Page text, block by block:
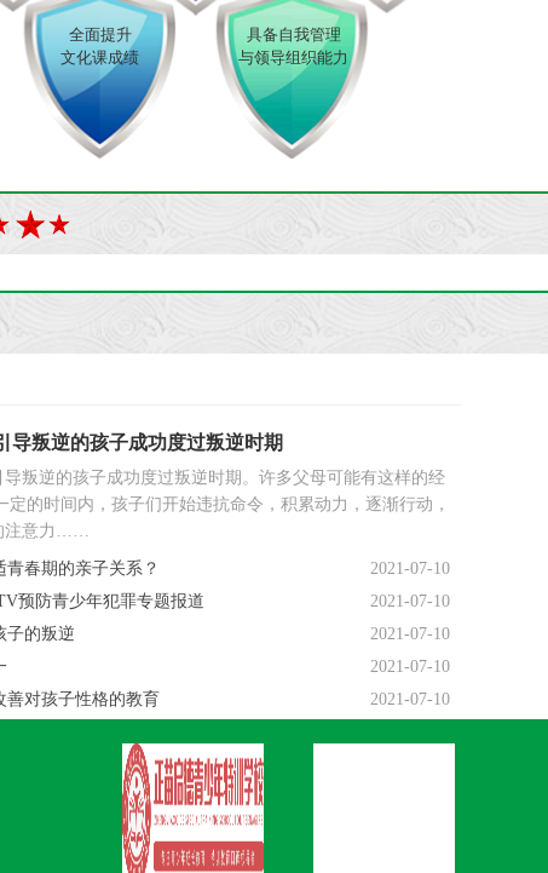
全面提升
文化课成绩
具备自我管理
与领导组织能力
导叛逆的孩子成功度过叛逆时期
导叛逆的孩子成功度过叛逆时期。许多父母可能有这样的经
定的时间内，孩子们开始违抗命令，积累动力，逐渐行动，
注意力……
春期的亲子关系？
2021-07-10
预防青少年犯罪专题报道
2021-07-10
子的叛逆
2021-07-10
2021-07-10
善对孩子性格的教育
2021-07-10